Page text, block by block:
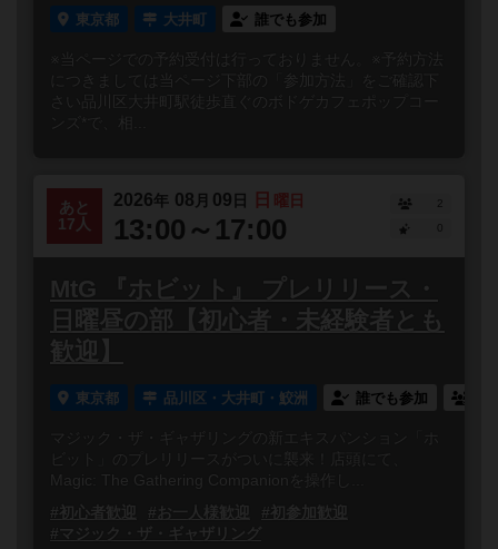
東京都 大井町 誰でも参加
※当ページでの予約受付は行っておりません。※予約方法
につきましては当ページ下部の「参加方法」をご確認下
さい品川区大井町駅徒歩直ぐのボドゲカフェポップコー
あと
17人
2026年 08 月 09 日 日 曜日
13:00～17:00
2
MtG 『ホビット』 プレリリース・
日曜昼の部【初心者・未経験者とも
歓迎】
東京都 品川区・大井町・鮫洲 誰でも参加
マジック・ザ・ギャザリングの新エキスパンション「ホ
ビット」のプレリリースがついに襲来！店頭にて、
Magic: The Gathering Companionを操作し...
#初心者歓迎
#お一人様歓迎
#初参加歓迎
#マジック・ザ・ギャザリング